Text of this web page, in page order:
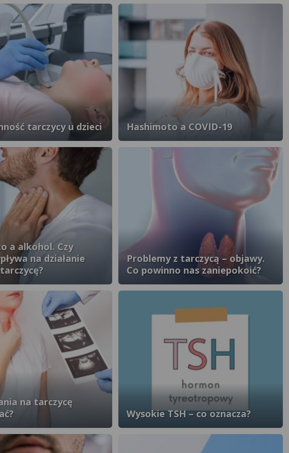
tarczycy u dzieci Hashimoto a COVID-19
a alkohol. Czy
na działanie
Problemy z tarczycą – objawy.
Co powinno nas zaniepokoić?
na tarczycę
Wysokie TSH – co oznacza?